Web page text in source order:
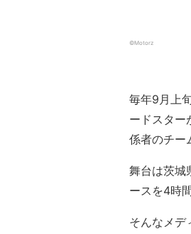
©️Motorz
毎年9月上
ードスター
係者のチー
舞台は茨城
ースを4時
そんなメデ